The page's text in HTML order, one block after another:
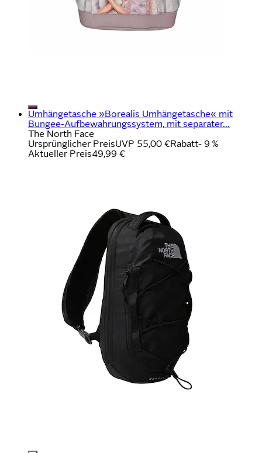
Umhängetasche »Borealis Umhängetasche« mit
Bungee-Aufbewahrungssystem, mit separater...
The North Face
Ursprünglicher PreisUVP 55,00 €Rabatt- 9 %
Aktueller Preis49,99 €